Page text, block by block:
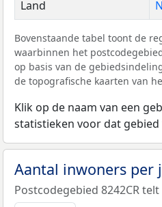
Land
Bovenstaande tabel toont de
waarbinnen het
op basis van de
de topografische kaarten van
Klik op de naam van een
statistieken voor dat gebied
Aantal inwoners per
Postcodegebied 8242CR